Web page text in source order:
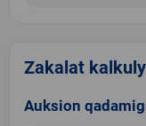
Zakalat
Auksion